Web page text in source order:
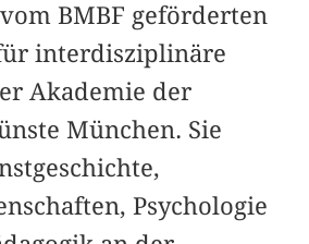
BMBF geförderten
interdisziplinäre
Akademie der
München. Sie
Psychologie